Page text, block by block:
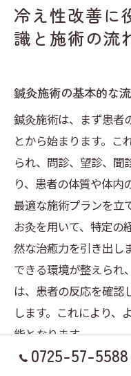
冷え性改善に
識と施術の流
鍼灸施術の基本的な
鍼灸施術は、まず患者
とから始まります。こ
られ、問診、望診、聞
り、患者の体質や体内
最適な施術プランを立
お灸を用いて、特定の
然な治癒力を引き出し
できる環境が整えられ
は、患者の反応を確認
します。これにより、
能となります。
0725-57-5588